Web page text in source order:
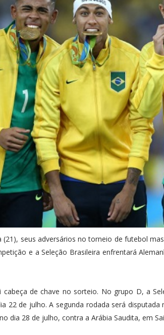
seus adversários no torneio de futebol
e a Seleção Brasileira enfrentará
de chave no sorteio. No grupo D, a
22 de julho. A segunda rodada será
dia 28 de julho, contra a Arábia Saudita, em